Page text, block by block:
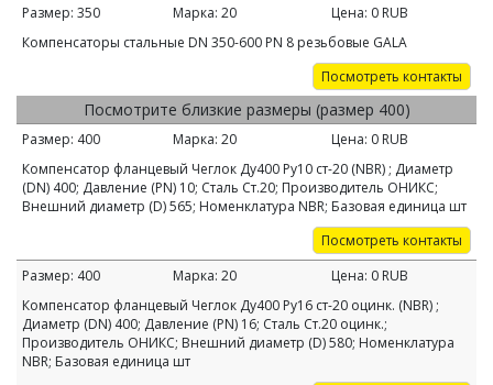
Размер: 350 Марка: 20 Цена: 0 RUB
Компенсаторы стальные DN 350-600 PN 8 резьбовые GALA
Посмотреть контакты
Посмотрите близкие размеры (размер 400)
Размер: 400 Марка: 20 Цена: 0 RUB
Компенсатор фланцевый Чеглок Ду400 Ру10 ст-20 (NBR) ; Диаметр
(DN) 400; Давление (PN) 10; Сталь Ст.20; Производитель ОНИКС;
Внешний диаметр (D) 565; Номенклатура NBR; Базовая единица шт
Посмотреть контакты
Размер: 400 Марка: 20 Цена: 0 RUB
Компенсатор фланцевый Чеглок Ду400 Ру16 ст-20 оцинк. (NBR) ;
Диаметр (DN) 400; Давление (PN) 16; Сталь Ст.20 оцинк.;
Производитель ОНИКС; Внешний диаметр (D) 580; Номенклатура
NBR; Базовая единица шт